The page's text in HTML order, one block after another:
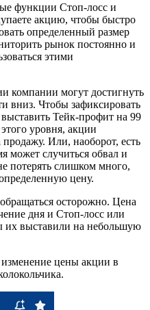
функции Стоп-лосс и
акцию, чтобы быстро
определенный размер
рынок постоянно и
этими
компании могут достигнуть
вниз. Чтобы зафиксировать
Тейк-профит на 99
уровня, акции
Или, наоборот, есть
может случиться обвал и
потерять слишком много,
цену.
осторожно. Цена
дня и Стоп-лосс или
их выставили на небольшую
цены акции в